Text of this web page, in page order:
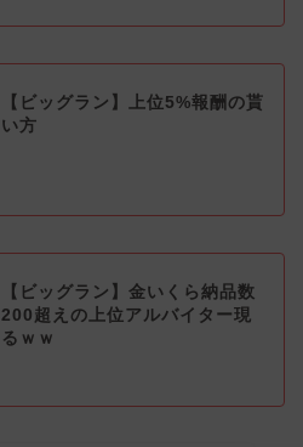
【ビッグラン】上位5%報酬の貰
い方
【ビッグラン】金いくら納品数
200超えの上位アルバイター現
るｗｗ